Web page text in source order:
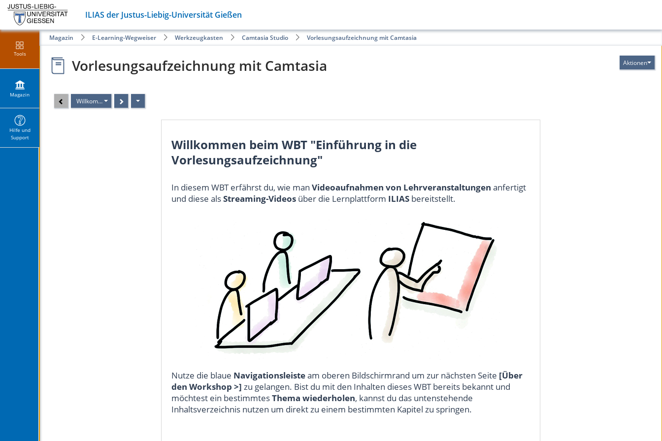
ILIAS der Justus-Liebig-Universität Gießen
Tools
Magazin
Hilfe und
Support
Magazin E-Learning-Wegweiser Werkzeugkasten Camtasia Studio Vorlesungsaufzeichnung mit Camtasia
Aktionen
Vorlesungsaufzeichnung mit Camtasia
Willkommen beim WBT "Einführung in die Vorlesungsaufzeichnung"
Willkommen beim WBT "Einführung in die
Vorlesungsaufzeichnung"
In diesem WBT erfährst du, wie man Videoaufnahmen von Lehrveranstaltungen anfertigt
und diese alsStreaming-Videos über die Lernplattform ILIAS bereitstellt.
Nutze die blaue Navigationsleisteam oberen Bildschirmrand um zur nächsten Seite [Über
den Workshop >] zu gelangen. Bist du mit den Inhalten dieses WBT bereits bekannt und
möchtest ein bestimmtesThema wiederholen, kannst du das untenstehende
Inhaltsverzeichnis nutzen um direkt zu einem bestimmten Kapitel zu springen.